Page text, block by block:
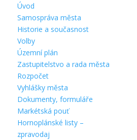
Úvod
Samospráva města
Historie a současnost
Volby
Územní plán
Zastupitelstvo a rada města
Rozpočet
Vyhlášky města
Dokumenty, formuláře
Markétská pouť
Hornoplánské listy –
zpravodaj